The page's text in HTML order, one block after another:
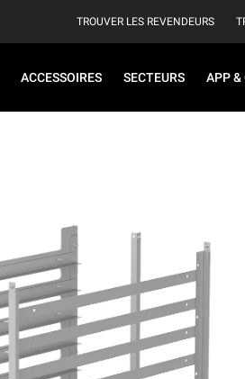
TROUVER LES REVENDEURS
ACCESSOIRES SECTEURS APP &